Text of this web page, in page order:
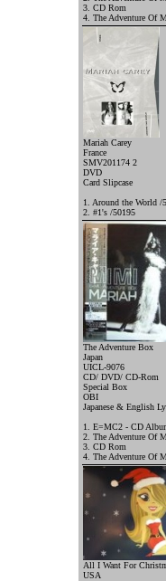
3. CD Rom
4. The Adventure Of
Mariah Carey
France
SMV201174 2
DVD
Card Slipcase
1. Around the World /
2. #1's /50195
The Adventure Box
Japan
UICL-9076
CD/ DVD/ CD-Rom
Special Box
OBI
Japanese & English
1. E=MC2 - CD
2. The Adventure Of
3. CD Rom
4. The Adventure Of
All I Want For
USA